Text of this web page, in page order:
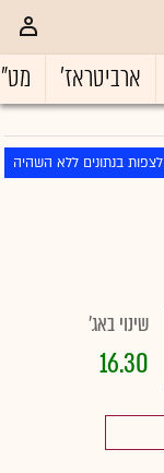
ארביטראז'
לצפות בנתונים ללא השהיה
שינוי באג'
16.30